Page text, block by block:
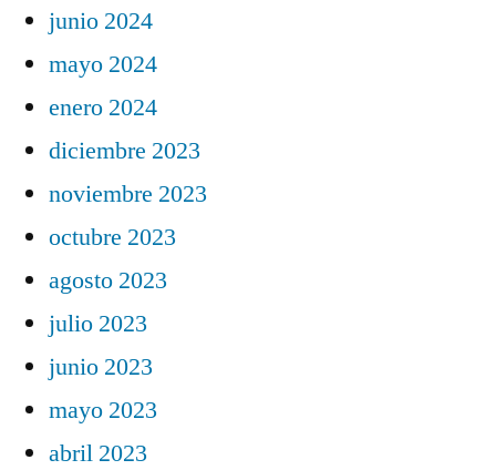
junio 2024
mayo 2024
enero 2024
diciembre 2023
noviembre 2023
octubre 2023
agosto 2023
julio 2023
junio 2023
mayo 2023
abril 2023